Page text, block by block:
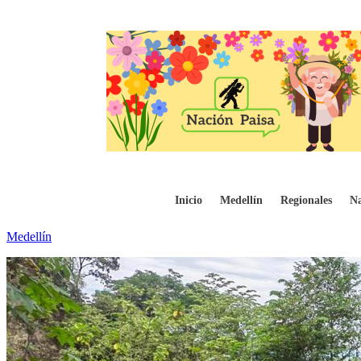
Inicio Medellín Regionales
Ejército Nacional logro liberación de un
Medellín